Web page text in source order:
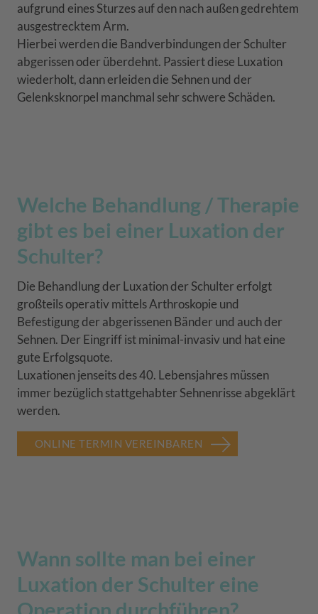
aufgrund eines Sturzes auf den nach außen gedrehtem
ausgestrecktem Arm.
Hierbei werden die Bandverbindungen der Schulter
abgerissen oder überdehnt. Passiert diese Luxation
wiederholt, dann erleiden die Sehnen und der
Gelenksknorpel manchmal sehr schwere Schäden.
Welche Behandlung / Therapie
gibt es bei einer Luxation der
Schulter?
Die Behandlung der Luxation der Schulter erfolgt
großteils operativ mittels Arthroskopie und
Befestigung der abgerissenen Bänder und auch der
Sehnen. Der Eingriff ist minimal-invasiv und hat eine
gute Erfolgsquote.
Luxationen jenseits des 40. Lebensjahres müssen
immer bezüglich stattgehabter Sehnenrisse abgeklärt
werden.
ONLINE TERMIN VEREINBAREN
Wann sollte man bei einer
Luxation der Schulter eine